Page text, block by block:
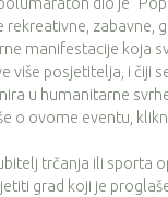
dio je
rekreativne, zabavne,
manifestacije koja
više posjetitelja, i čiji
u humanitarne
o ovome eventu,
trčanja ili sporta
grad koji je